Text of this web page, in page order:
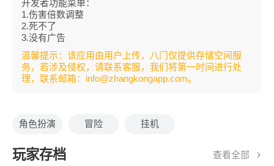
开发者功能菜单：
1.伤害倍数调整
2.死不了
3.没有广告
温馨提示：该应用由用户上传，八门仅提供存储空间服
务，若涉及侵权，请联系客服，我们将第一时间进行处
理，联系邮箱：info@zhangkongapp.com。
角色扮演 冒险 挂机
玩家存档 查看全部